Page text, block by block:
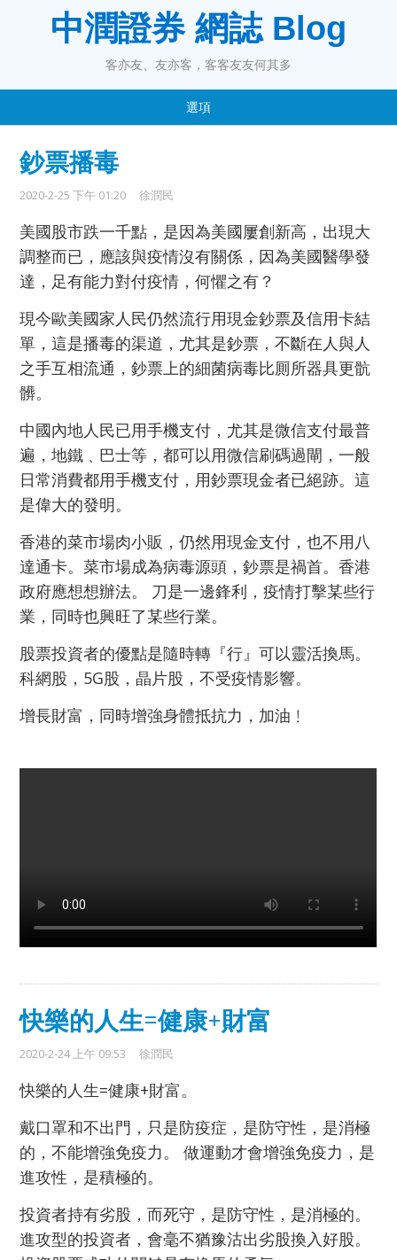
中潤證券 網誌 Blog
客亦友、友亦客，客客友友何其多
選項
鈔票播毒
2020-2-25 下午 01:20 徐潤民
美國股市跌一千點，是因為美國屢創新高，出現大
調整而已，應該與疫情沒有關係，因為美國醫學發
達，足有能力對付疫情，何懼之有？
現今歐美國家人民仍然流行用現金鈔票及信用卡結
單，這是播毒的渠道，尤其是鈔票，不斷在人與人
之手互相流通，鈔票上的細菌病毒比厠所器具更骯
髒。
中國內地人民已用手機支付，尤其是微信支付最普
遍，地鐵﹑巴士等，都可以用微信刷碼過閘，一般
日常消費都用手機支付，用鈔票現金者已絕跡。這
是偉大的發明。
香港的菜市場肉小販，仍然用現金支付，也不用八
達通卡。菜市場成為病毒源頭，鈔票是禍首。香港
政府應想想辦法。 刀是一邊鋒利，疫情打擊某些行
業，同時也興旺了某些行業。
股票投資者的優點是隨時轉『行』可以靈活換馬。
科網股，5G股，晶片股，不受疫情影響。
增長財富，同時增強身體抵抗力，加油﹗
快樂的人生=健康+財富
2020-2-24 上午 09:53 徐潤民
快樂的人生=健康+財富。
戴口罩和不出門，只是防疫症，是防守性，是消極
的，不能增強免疫力。 做運動才會增強免疫力，是
進攻性，是積極的。
投資者持有劣股，而死守，是防守性，是消極的。
進攻型的投資者，會毫不猶豫沽出劣股換入好股。